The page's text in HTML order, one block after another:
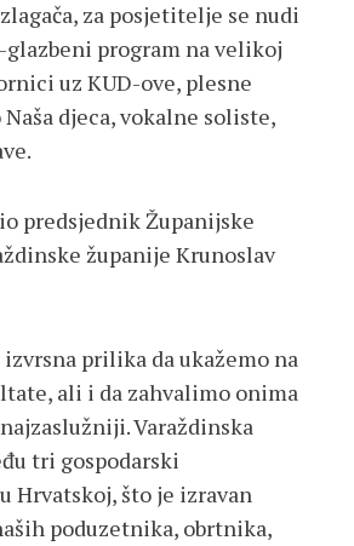
za posjetitelje se nudi
glazbeni program na velikoj
uz KUD-ove, plesne
djeca, vokalne soliste,
predsjednik Županijske
županije Krunoslav
izvrsna prilika da ukažemo na
ali i da zahvalimo onima
Varaždinska
tri gospodarski
Hrvatskoj, što je izravan
poduzetnika, obrtnika,